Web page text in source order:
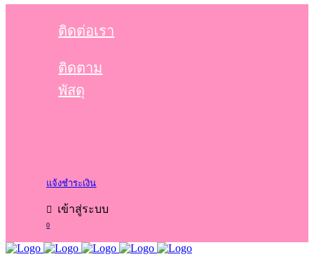
ติดต่อเรา
ติดตาม
พัสดุ
แจ้งชำระเงิน
เข้าสู่ระบบ
0
No products in the cart.